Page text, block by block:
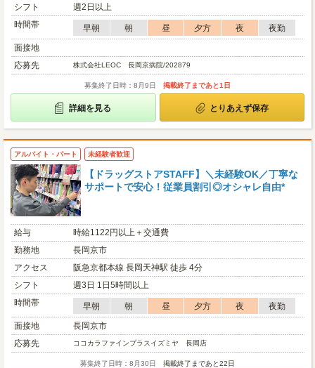
シフト
週2日以上
時間帯
早朝 朝 昼 夕方 夜
夜勤
面接地
応募先
株式会社LEOC 長岡京病院/202879
募集終了日時：8月9日 掲載終了まであと1日
詳細を見る とりあえず保存
アルバイト・パート 未経験者歓迎
【ドラッグストアSTAFF】＼未経験OK／丁寧な
サポートで安心！従業員割引◎オシャレ自由*
給与
時給1122円以上＋交通費
勤務地
長岡京市
アクセス
阪急京都本線 長岡天神駅 徒歩 4分
シフト
週3日 1日5時間以上
時間帯
早朝 朝 昼 夕方 夜
夜勤
面接地
長岡京市
応募先
ココカラファインプラスイズミヤ 長岡店
募集終了日時：8月30日 掲載終了まであと22日